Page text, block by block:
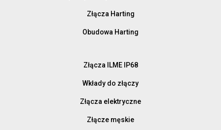
Złącza Harting
Obudowa Harting
Złącza ILME IP68
Wkłady do złączy
Złącza elektryczne
Złącze męskie